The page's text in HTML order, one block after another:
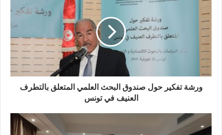
ورشة تفكير حول صندوق البحث العلمي المتعلق بالتطرف
العنيف في تونس